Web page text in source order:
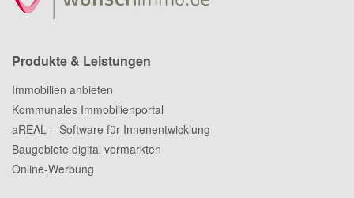
Produkte & Leistungen
Immobilien anbieten
Kommunales Immobilienportal
aREAL – Software für Innenentwicklung
Baugebiete digital vermarkten
Online-Werbung